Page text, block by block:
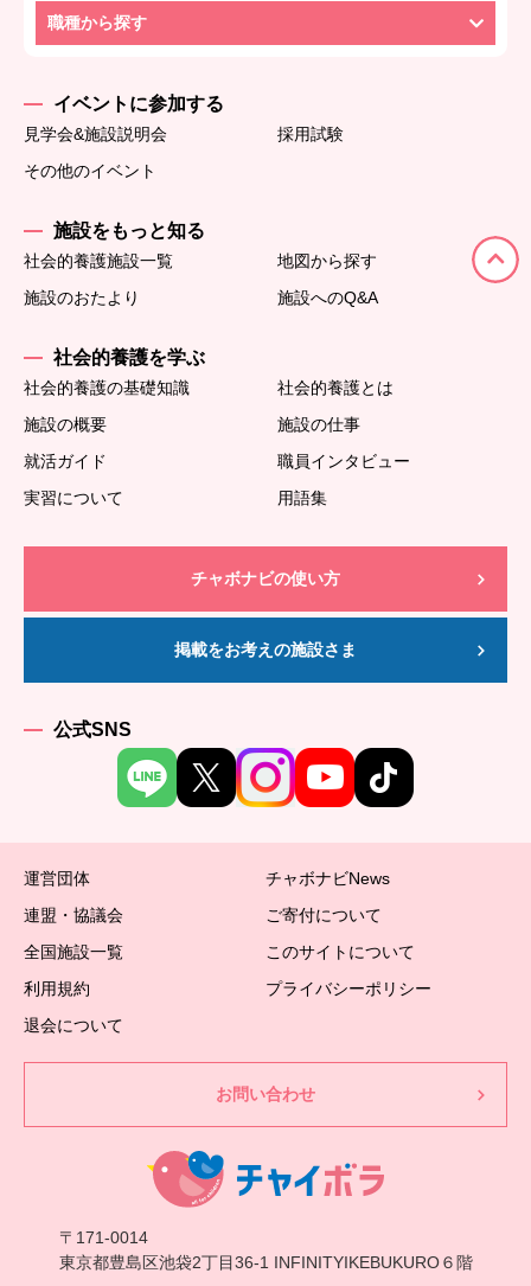
職種から探す
イベントに参加する
見学会&施設説明会
採用試験
その他のイベント
施設をもっと知る
社会的養護施設一覧
地図から探す
施設のおたより
施設へのQ&A
社会的養護を学ぶ
社会的養護の基礎知識
社会的養護とは
施設の概要
施設の仕事
就活ガイド
職員インタビュー
実習について
用語集
チャボナビの使い方
掲載をお考えの施設さま
公式SNS
運営団体
チャボナビNews
連盟・協議会
ご寄付について
全国施設一覧
このサイトについて
利用規約
プライバシーポリシー
退会について
お問い合わせ
〒171-0014
東京都豊島区池袋2丁目36-1 INFINITYIKEBUKURO６階